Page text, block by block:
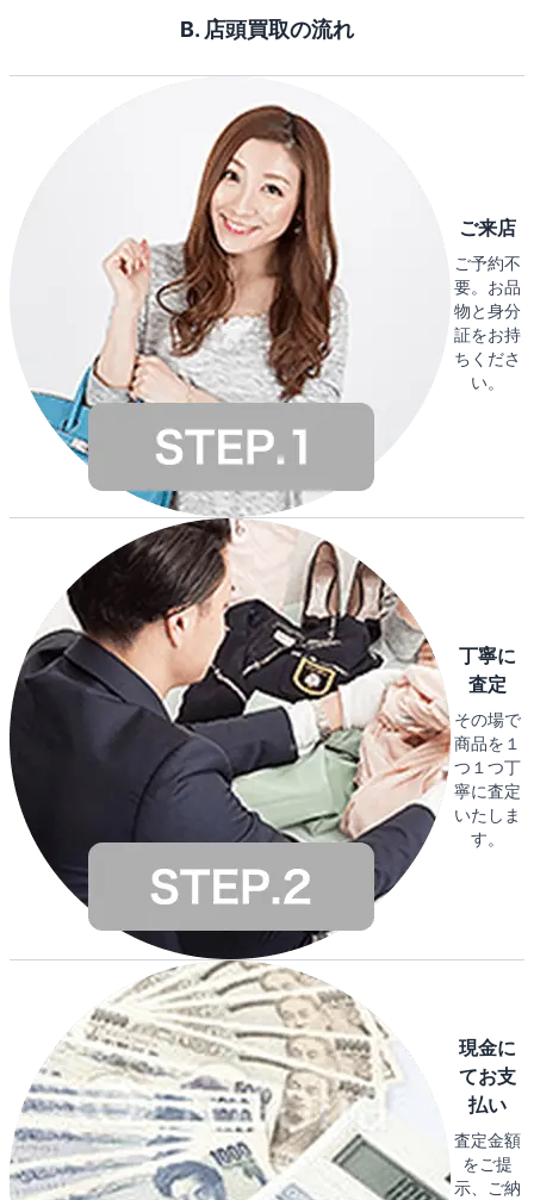
B. 店頭買取の流れ
ご来店
ご予約不
要。お品
物と身分
証をお持
ちくださ
い。
丁寧に
査定
その場で
商品を１
つ１つ丁
寧に査定
いたしま
す。
現金に
てお支
払い
査定金額
をご提
示、ご納